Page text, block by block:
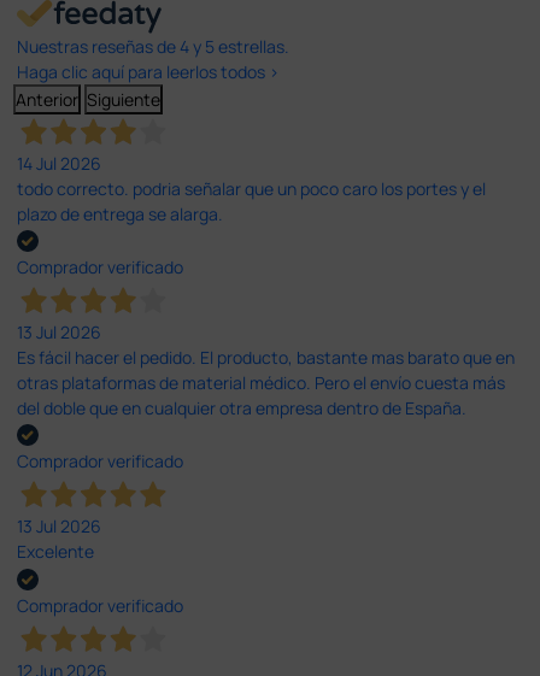
Nuestras reseñas de 4 y 5 estrellas.
Haga clic aquí para leerlos todos >
Anterior Siguiente
14 Jul 2026
todo correcto. podria señalar que un poco caro los portes y el
plazo de entrega se alarga.
Comprador verificado
13 Jul 2026
Es fácil hacer el pedido. El producto, bastante mas barato que en
otras plataformas de material médico. Pero el envío cuesta más
del doble que en cualquier otra empresa dentro de España.
Comprador verificado
13 Jul 2026
Excelente
Comprador verificado
12 Jun 2026